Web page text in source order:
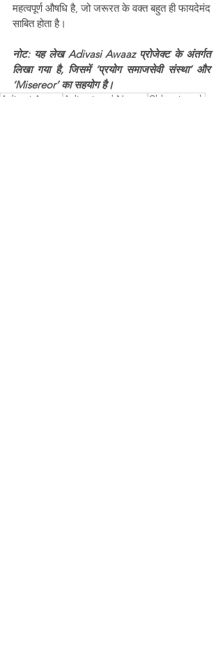
महत्वपूर्ण औषधि है, जो जरूरत के वक्त बहुत ही फायदेमंद
साबित होता है।
नोट: यह लेख Adivasi Awaaz प्रोजेक्ट के अंतर्गत
लिखा गया है, जिसमें ‘प्रयोग समाजसेवी संस्था’ और
‘Misereor’ का सहयोग है।
Adivasi Awaaz Adivasi and Nature
Chhattisgarh